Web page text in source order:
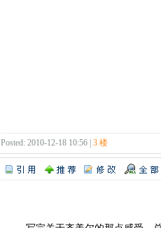
Posted: 2010-12-18 10:56 | 3 楼